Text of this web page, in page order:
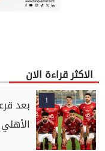
الاكثر قراءة الان
1
بعد
الأهلي